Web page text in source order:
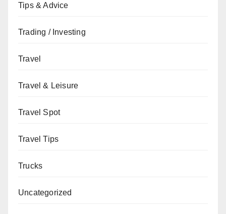
Tips & Advice
Trading / Investing
Travel
Travel & Leisure
Travel Spot
Travel Tips
Trucks
Uncategorized